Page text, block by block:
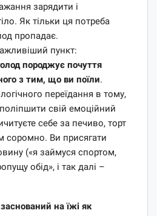
зарядити і
Як тільки ця потреба
пропадає.
пункт:
породжує почуття
з тим, що ви поїли.
переїдання в тому,
свій емоційний
себе за печиво, торт
соромно. Ви присягати
(«я займуся спортом,
обід», і так далі –
на їжі як